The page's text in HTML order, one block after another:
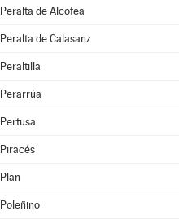
Peralta de Alcofea
Peralta de Calasanz
Peraltilla
Perarrúa
Pertusa
Piracés
Plan
Poleñino